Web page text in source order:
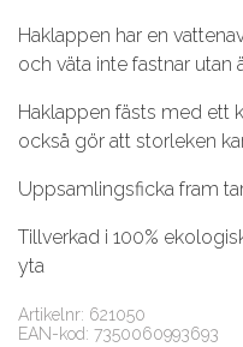
Haklappen har en
och väta inte fastnar utan
Haklappen fästs med ett
också gör att storleken
Uppsamlingsficka fram
Tillverkad i 100%
yta
Artikelnr: 621050
EAN-kod: 7350060993693